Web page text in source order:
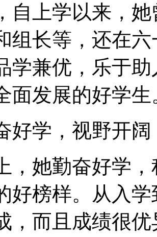
自上学以来，
组长等，还在
学兼优，乐于
面发展的好学生
好学，视野开阔
，她勤奋好学
好榜样。从入
，而且成绩很